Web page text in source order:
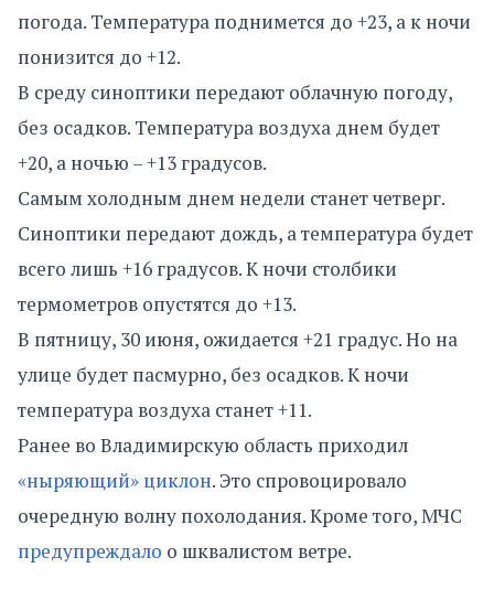
погода. Температура поднимется до +23, а к ночи
понизится до +12.
В среду синоптики передают облачную погоду,
без осадков. Температура воздуха днем будет
+20, а ночью – +13 градусов.
Самым холодным днем недели станет четверг.
Синоптики передают дождь, а температура будет
всего лишь +16 градусов. К ночи столбики
термометров опустятся до +13.
В пятницу, 30 июня, ожидается +21 градус. Но на
улице будет пасмурно, без осадков. К ночи
температура воздуха станет +11.
Ранее во Владимирскую область приходил
«ныряющий» циклон. Это спровоцировало
очередную волну похолодания. Кроме того, МЧС
предупреждало о шквалистом ветре.